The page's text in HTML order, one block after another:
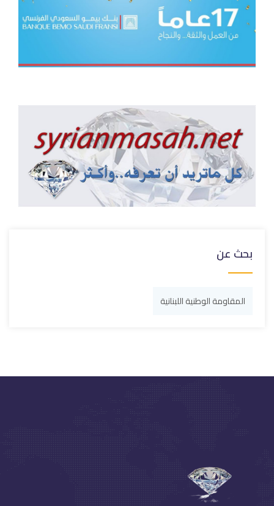
بحث عن
المقاومة الوطنية اللبنانية